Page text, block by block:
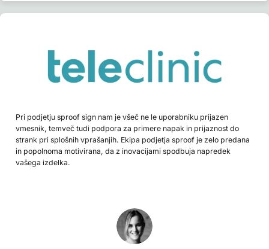
Pri podjetju sproof sign nam je všeč ne le uporabniku prijazen
vmesnik, temveč tudi podpora za primere napak in prijaznost do
strank pri splošnih vprašanjih. Ekipa podjetja sproof je zelo predana
in popolnoma motivirana, da z inovacijami spodbuja napredek
vašega izdelka.